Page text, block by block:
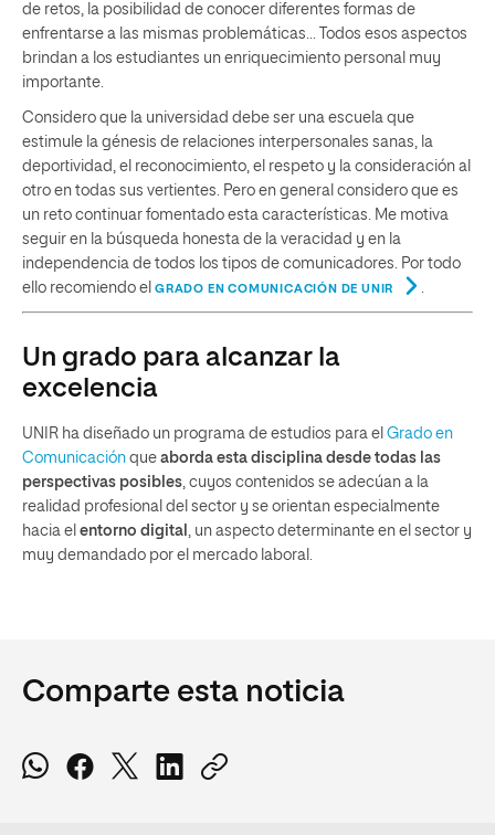
de retos, la posibilidad de conocer diferentes formas de
enfrentarse a las mismas problemáticas… Todos esos aspectos
brindan a los estudiantes un enriquecimiento personal muy
importante.
Considero que la universidad debe ser una escuela que
estimule la génesis de relaciones interpersonales sanas, la
deportividad, el reconocimiento, el respeto y la consideración al
otro en todas sus vertientes. Pero en general considero que es
un reto continuar fomentado esta características. Me motiva
seguir en la búsqueda honesta de la veracidad y en la
independencia de todos los tipos de comunicadores. Por todo
ello recomiendo el GRADO EN COMUNICACIÓN DE UNIR
Un grado para alcanzar la
excelencia
UNIR ha diseñado un programa de estudios para el Grado en
Comunicación que aborda esta disciplina desde todas las
perspectivas posibles , cuyos contenidos se adecúan a la
realidad profesional del sector y se orientan especialmente
hacia el entorno digital
, un aspecto determinante en el sector y
muy demandado por el mercado laboral.
Comparte esta noticia